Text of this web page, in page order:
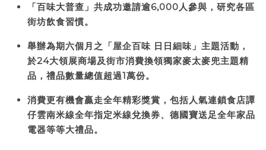
「百味大普查」共成功邀請逾6,000人參與，研究各區
街坊飲食習慣。
舉辦為期六個月之「屋企百味 日日細味」主題活動，
於24大領展商場及街市消費換領獨家麥太麥兜主題精
品，禮品數量總值超過1萬份。
消費更有機會贏走全年精彩獎賞，包括人氣連鎖食店譚
仔雲南米線全年指定米線兌換券、德國寶送足全年家品
電器等等大禮品。